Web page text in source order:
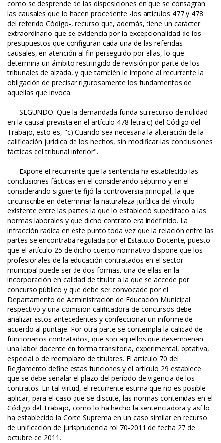
como se desprende de las disposiciones en que se consagran
las causales que lo hacen procedente -los artículos 477 y 478
del referido Código-, recurso que, además, tiene un carácter
extraordinario que se evidencia por la excepcionalidad de los
presupuestos que configuran cada una de las referidas
causales, en atención al fin perseguido por ellas, lo que
determina un ámbito restringido de revisión por parte de los
tribunales de alzada, y que también le impone al recurrente la
obligación de precisar rigurosamente los fundamentos de
aquellas que invoca.
SEGUNDO: Que la demandada funda su recurso de nulidad
en la causal prevista en el artículo 478 letra c) del Código del
Trabajo, esto es, "c) Cuando sea necesaria la alteración de la
calificación jurídica de los hechos, sin modificar las conclusiones
fácticas del tribunal inferior".
Expone el recurrente que la sentencia ha establecido las
conclusiones fácticas en el considerando séptimo y en el
considerando siguiente fijó la controversia principal, la que
circunscribe en determinar la naturaleza jurídica del vínculo
existente entre las partes la que lo estableció supeditado a las
normas laborales y que dicho contrato era indefinido. La
infracción radica en este punto toda vez que la relación entre las
partes se encontraba regulada por el Estatuto Docente, puesto
que el artículo 25 de dicho cuerpo normativo dispone que los
profesionales de la educación contratados en el sector
municipal puede ser de dos formas, una de ellas en la
incorporación en calidad de titular a la que se accede por
concurso público y que debe ser convocado por el
Departamento de Administración de Educación Municipal
respectivo y una comisión calificadora de concursos debe
analizar estos antecedentes y confeccionar un informe de
acuerdo al puntaje. Por otra parte se contempla la calidad de
funcionarios contratados, que son aquellos que desempeñan
una labor docente en forma transitoria, experimental, optativa,
especial o de reemplazo de titulares. El artículo 70 del
Reglamento define estas funciones y el artículo 29 establece
que se debe señalar el plazo del período de vigencia de los
contratos. En tal virtud, el recurrente estima que no es posible
aplicar, para el caso que se discute, las normas contenidas en el
Código del Trabajo, como lo ha hecho la sentenciadora y así lo
ha establecido la Corte Suprema en un caso similar en recurso
de unificación de jurisprudencia rol 70-2011 de fecha 27 de
octubre de 2011.